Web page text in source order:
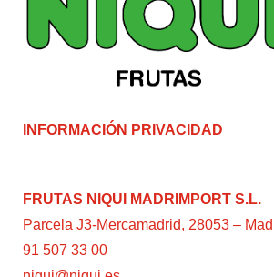
INFORMACIÓN PRIVACIDAD
FRUTAS NIQUI MADRIMPORT S.L.
Parcela J3-Mercamadrid, 28053 –
91 507 33 00